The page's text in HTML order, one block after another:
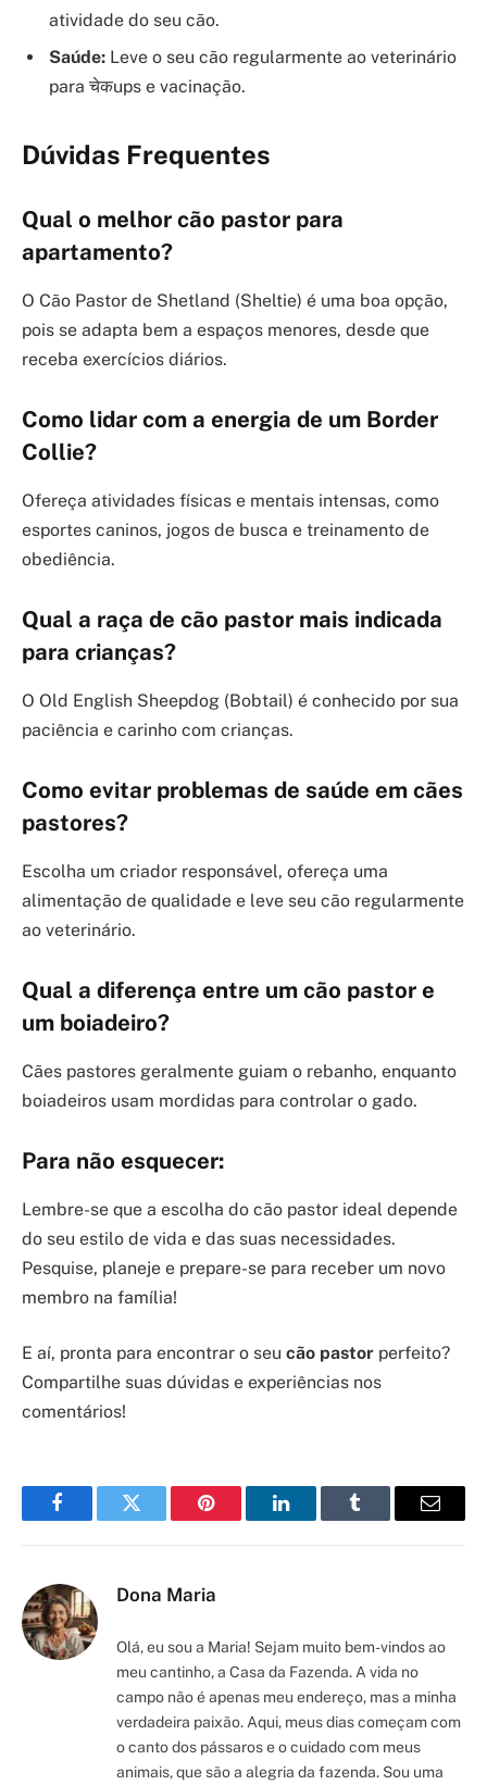
atividade do seu cão.
Saúde: Leve o seu cão regularmente ao veterinário
para चेकups e vacinação.
Dúvidas Frequentes
Qual o melhor cão pastor para
apartamento?
O Cão Pastor de Shetland (Sheltie) é uma boa opção,
pois se adapta bem a espaços menores, desde que
receba exercícios diários.
Como lidar com a energia de um Border
Collie?
Ofereça atividades físicas e mentais intensas, como
esportes caninos, jogos de busca e treinamento de
obediência.
Qual a raça de cão pastor mais indicada
para crianças?
O Old English Sheepdog (Bobtail) é conhecido por sua
paciência e carinho com crianças.
Como evitar problemas de saúde em cães
pastores?
Escolha um criador responsável, ofereça uma
alimentação de qualidade e leve seu cão regularmente
ao veterinário.
Qual a diferença entre um cão pastor e
um boiadeiro?
Cães pastores geralmente guiam o rebanho, enquanto
boiadeiros usam mordidas para controlar o gado.
Para não esquecer:
Lembre-se que a escolha do cão pastor ideal depende
do seu estilo de vida e das suas necessidades.
Pesquise, planeje e prepare-se para receber um novo
membro na família!
E aí, pronta para encontrar o seu cão pastor perfeito?
Compartilhe suas dúvidas e experiências nos
comentários!
FacebookTwitter Pinterest LinkedInTumblr Email
Dona Maria
Olá, eu sou a Maria! Sejam muito bem-vindos ao
meu cantinho, a Casa da Fazenda. A vida no
campo não é apenas meu endereço, mas a minha
verdadeira paixão. Aqui, meus dias começam com
o canto dos pássaros e o cuidado com meus
animais, que são a alegria da fazenda. Sou uma